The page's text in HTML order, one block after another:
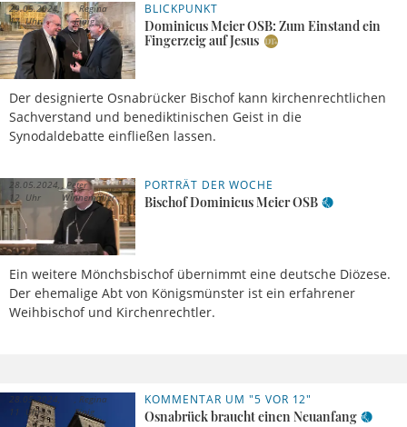
BLICKPUNKT
Dominicus Meier OSB: Zum Einstand ein
Fingerzeig auf Jesus
Der designierte Osnabrücker Bischof kann kirchenrechtlichen
Sachverstand und benediktinischen Geist in die
Synodaldebatte einfließen lassen.
29.05.2024,
17 Uhr
Regina
Einig
PORTRÄT DER WOCHE
Bischof Dominicus Meier OSB
Ein weitere Mönchsbischof übernimmt eine deutsche Diözese.
Der ehemalige Abt von Königsmünster ist ein erfahrener
Weihbischof und Kirchenrechtler.
28.05.2024,
12 Uhr
Peter
Winnemöller
KOMMENTAR UM "5 VOR 12"
Osnabrück braucht einen Neuanfang
28.05.2024,
11 Uhr
Regina
Einig